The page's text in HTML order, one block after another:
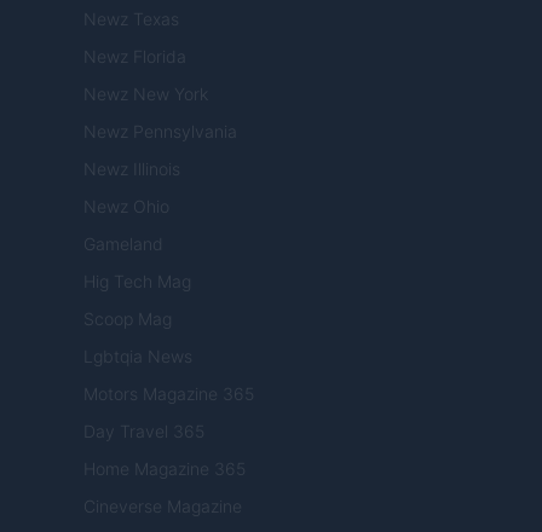
Newz Texas
Newz Florida
Newz New York
Newz Pennsylvania
Newz Illinois
Newz Ohio
Gameland
Hig Tech Mag
Scoop Mag
Lgbtqia News
Motors Magazine 365
Day Travel 365
Home Magazine 365
Cineverse Magazine